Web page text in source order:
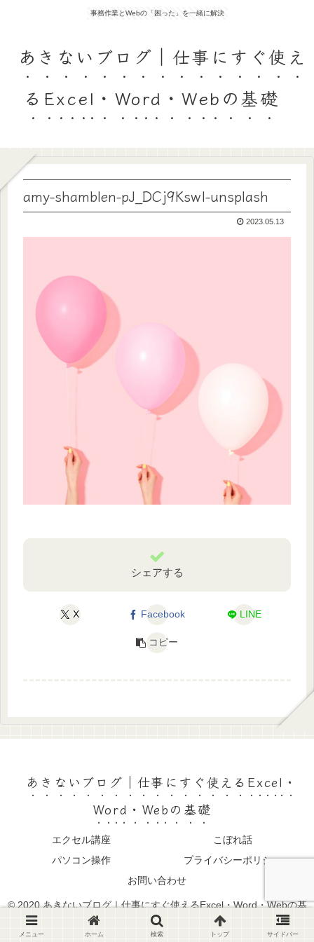
事務作業とWebの「困った」を一緒に解決
あきないブログ｜仕事にすぐ使え
るExcel・Word・Webの基礎
amy-shamblen-pJ_DCj9KswI-unsplash
2023.05.13
シェアする
X Facebook LINE
コピー
あきないブログ｜仕事にすぐ使えるExcel・
Word・Webの基礎
エクセル講座
こぼれ話
パソコン操作
プライバシーポリシー
お問い合わせ
© 2020 あきないブログ｜仕事にすぐ使えるExcel・Word・Webの基
礎.
メニュー ホーム 検索 トップ サイドバー